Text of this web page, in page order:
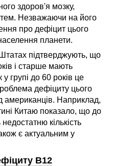
здоров'я мозку,
Незважаючи на його
про дефіцит цього
планети.
підтверджують, що
і старше мають
у групі до 60 років це
дефіциту цього
американців. Наприклад,
Китаю показало, що до
кількість
є актуальним у
B12